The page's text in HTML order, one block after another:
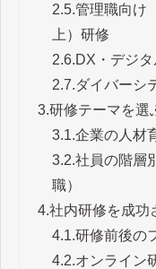
2.5.管理職向け
上）研修
2.6.DX・デジ
2.7.ダイバーシ
3.研修テーマを選
3.1.企業の人材
3.2.社員の階層
職）
4.社内研修を成功
4.1.研修前後の
4.2.オンライン